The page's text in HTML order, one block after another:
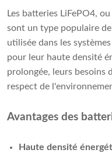
Les batteries LiFePO4,
sont un type populaire
utilisée dans les
pour leur haute densité
prolongée, leurs besoins
respect de
Avantages des
Haute densité